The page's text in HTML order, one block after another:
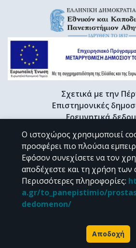
Σχετικά με την
Επιστημονικές
Ερευνητικά
Διδακτορικές διατριβές &
Προφίλ
CC BY-
Εκτός αν αναφέρεται διαφορετικά, το υλικό
Powered by
Ο ιστοχώρος χρησιμοποιεί
προσφέρει πιο πλούσια
Εφόσον συνεχίσετε να τον
αποδέχεστε και τη χρήση των
Περισσότερες πληροφορίες:
a.gr/to_panepistimio/
dedomenon/
Αποδοχή